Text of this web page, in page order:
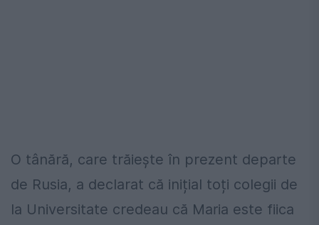
O tânără, care trăiește în prezent departe
de Rusia, a declarat că inițial toți colegii de
la Universitate credeau că Maria este fiica